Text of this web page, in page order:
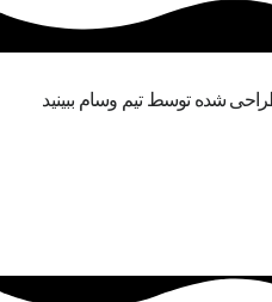
شده توسط تیم وسام ببینید